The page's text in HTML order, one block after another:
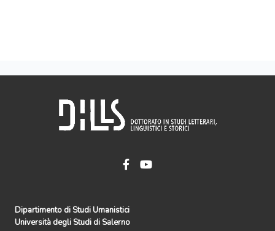
Dipartimento di Studi Umanistici
Università degli Studi di Salerno